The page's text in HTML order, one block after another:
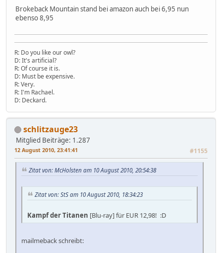
Brokeback Mountain stand bei amazon auch bei 6,95 nun
ebenso 8,95
R: Do you like our owl?
D: It's artificial?
R: Of course it is.
D: Must be expensive.
R: Very.
R: I'm Rachael.
D: Deckard.
schlitzauge23
Mitglied Beiträge: 1.287
12 August 2010, 23:41:41 #1155
Zitat von: McHolsten am 10 August 2010, 20:54:38
Zitat von: StS am 10 August 2010, 18:34:23
Kampf der Titanen [Blu-ray] für EUR 12,98! :D
mailmeback schreibt: